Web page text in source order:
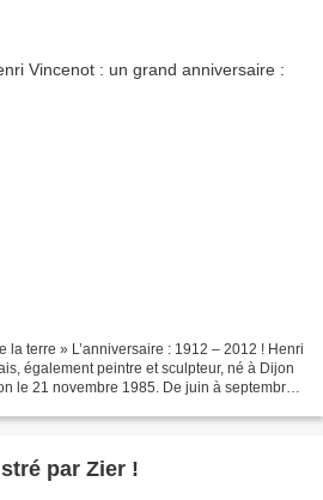
la terre » L’anniversaire : 1912 – 2012 ! Henri
également peintre et sculpteur, né à Dijon
le 21 novembre 1985. De juin à septembre
par Zier !